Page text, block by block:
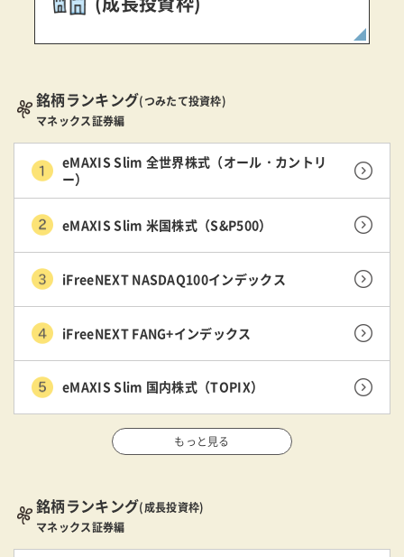
銘柄ランキング(つみたて投資枠)
マネックス証券編
eMAXIS Slim 全世界株式（オール・カントリ
ー）
eMAXIS Slim 米国株式（S&P500）
iFreeNEXT NASDAQ100インデックス
iFreeNEXT FANG+インデックス
eMAXIS Slim 国内株式（TOPIX）
もっと見る
銘柄ランキング(成長投資枠)
マネックス証券編